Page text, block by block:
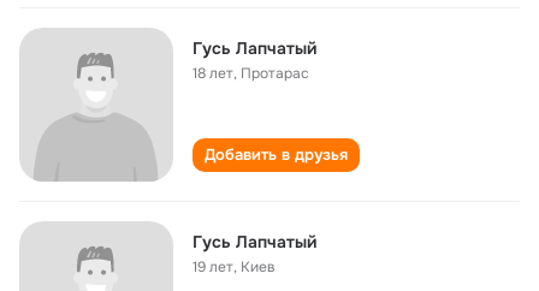
Гусь Лапчатый
18 лет, Протарас
Добавить в друзья
Гусь Лапчатый
19 лет, Киев